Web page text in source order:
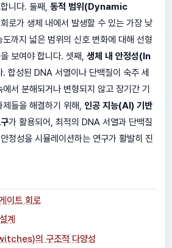
니다. 둘째, 동적 범위(Dynamic
로가 생체 내에서 발생할 수 있는 가장 낮
까지 넓은 범위의 신호 변화에 대해 선형
보여야 합니다. 셋째, 생체 내 안정성(In
. 합성된 DNA 서열이나 단백질이 숙주 세
서 분해되거나 변형되지 않고 장기간 기
들을 해결하기 위해, 인공 지능(AI) 기반
가 활용되어, 최적의 DNA 서열과 단백질
정성을 시뮬레이션하는 연구가 활발히 진
이트 회로
계
의 구조적 다양성